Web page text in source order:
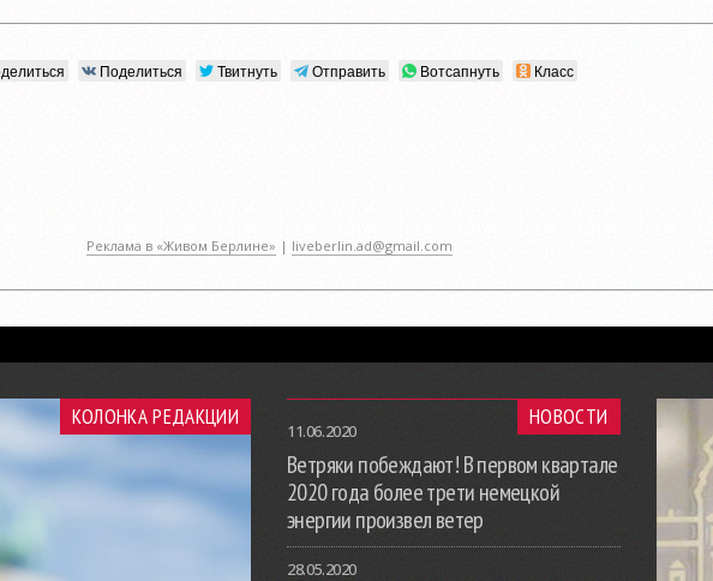
Поделиться Твитнуть Отправить Вотсапнуть Класс
Реклама в «Живом Берлине» | liveberlin.ad@gmail.com
КОЛОНКА РЕДАКЦИИ НОВОСТИ
11.06.2020
Ветряки побеждают! В первом квартале
2020 года более трети немецкой
энергии произвел ветер
28.05.2020